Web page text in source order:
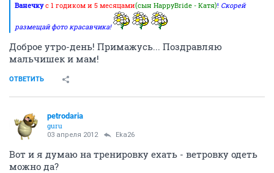
Ванечкус 1 годиком и 5 месяцами(сын HappyBride - Катя)! Скорей
размещай фото красавчика!
Доброе утро-день! Примажусь... Поздравляю
мальчишек и мам!
ОТВЕТИТЬ
petrodaria
guru
03 апреля 2012 Eka26
Вот и я думаю на тренировку ехать - ветровку одеть
можно да?